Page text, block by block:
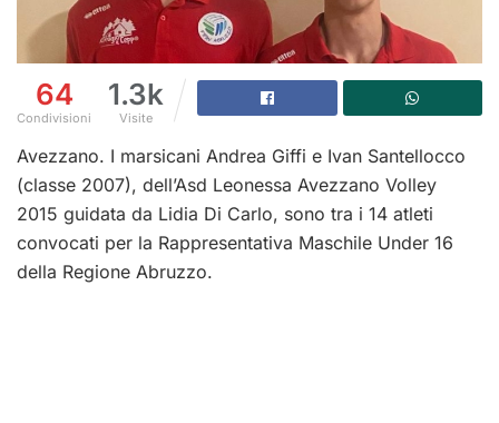
64
Condivisioni
1.3k
Visite
Avezzano. I marsicani Andrea Giffi e Ivan Santellocco
(classe 2007), dell’Asd Leonessa Avezzano Volley
2015 guidata da Lidia Di Carlo, sono tra i 14 atleti
convocati per la Rappresentativa Maschile Under 16
della Regione Abruzzo.